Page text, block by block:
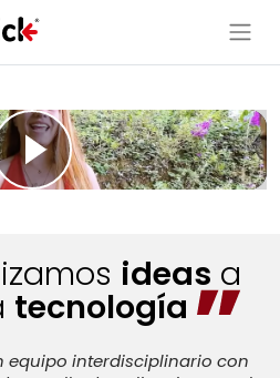
ideas a
tecnología
equipo interdisciplinario con